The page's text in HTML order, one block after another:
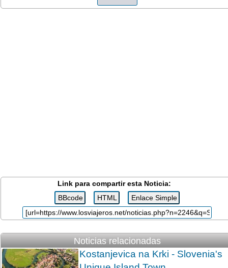
Link para compartir esta Noticia:
Noticias relacionadas
Kostanjevica na Krki - Slovenia's